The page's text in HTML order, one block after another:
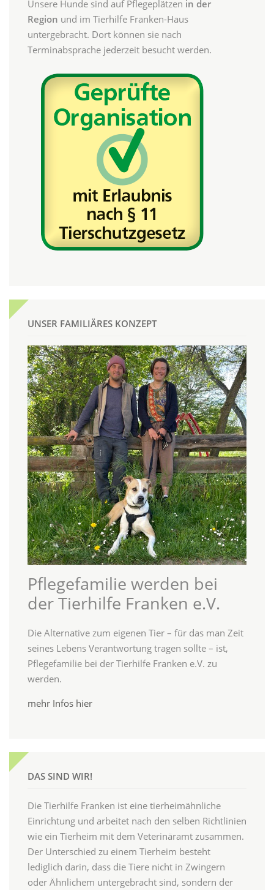
Unsere Hunde sind auf Pflegeplätzen in der
Region und im Tierhilfe Franken-Haus
untergebracht. Dort können sie nach
Terminabsprache jederzeit besucht werden.
UNSER FAMILIÄRES KONZEPT
Pflegefamilie werden bei
der Tierhilfe Franken e.V.
Die Alternative zum eigenen Tier – für das man Zeit
seines Lebens Verantwortung tragen sollte – ist,
Pflegefamilie bei der Tierhilfe Franken e.V. zu
werden.
mehr Infos hier
DAS SIND WIR!
Die Tierhilfe Franken ist eine tierheimähnliche
Einrichtung und arbeitet nach den selben Richtlinien
wie ein Tierheim mit dem Veterinäramt zusammen.
Der Unterschied zu einem Tierheim besteht
lediglich darin, dass die Tiere nicht in Zwingern
oder Ähnlichem untergebracht sind, sondern der